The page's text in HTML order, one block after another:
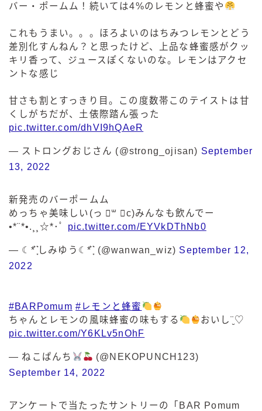
バー・ポームム！続いては4%のレモンと蜂蜜や
これもうまい。。。ほろよいのはちみつレモンとどう
差別化すんねん？と思ったけど、上品な蜂蜜感がクッ
キリ香って、ジュースぽくないのな。レモンはアクセ
ントな感じ
甘さも割とすっきり目。この度数帯このテイストは甘
くしがちだが、土俵際踏ん張った
pic.twitter.com/dhVI9hQAeR
— ストロングおじさん (@strong_ojisan) September
13, 2022
新発売のバーポームム
めっちゃ美味しい(っ ॑꒳ ॑c)みんなも飲んでー
•*¨*•.¸¸☆*･ﾟ pic.twitter.com/EYVkDThNb0
— ☾︎*͛ ͙͛しみゆう☾︎*͛ ͙͛ (@wanwan_wiz) September 12,
2022
#BARPomum #レモンと蜂蜜
ちゃんとレモンの風味蜂蜜の味もする
おいし¨̮♡︎
pic.twitter.com/Y6KLv5nOhF
— ねこぱんち
(@NEKOPUNCH123)
September 14, 2022
アンケートで当たったサントリーの「BAR Pomum